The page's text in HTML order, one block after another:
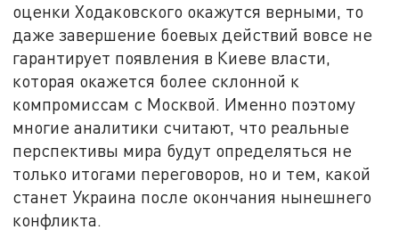
оценки Ходаковского окажутся верными, то
даже завершение боевых действий вовсе не
гарантирует появления в Киеве власти,
которая окажется более склонной к
компромиссам с Москвой. Именно поэтому
многие аналитики считают, что реальные
перспективы мира будут определяться не
только итогами переговоров, но и тем, какой
станет Украина после окончания нынешнего
конфликта.